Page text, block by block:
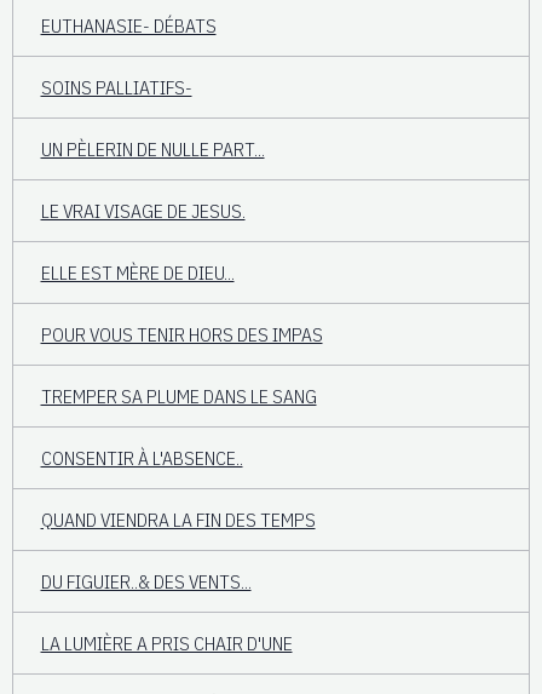
EUTHANASIE- DÉBATS
SOINS PALLIATIFS-
UN PÈLERIN DE NULLE PART...
LE VRAI VISAGE DE JESUS.
ELLE EST MÈRE DE DIEU...
POUR VOUS TENIR HORS DES IMPAS
TREMPER SA PLUME DANS LE SANG
CONSENTIR À L'ABSENCE..
QUAND VIENDRA LA FIN DES TEMPS
DU FIGUIER..& DES VENTS...
LA LUMIÈRE A PRIS CHAIR D'UNE